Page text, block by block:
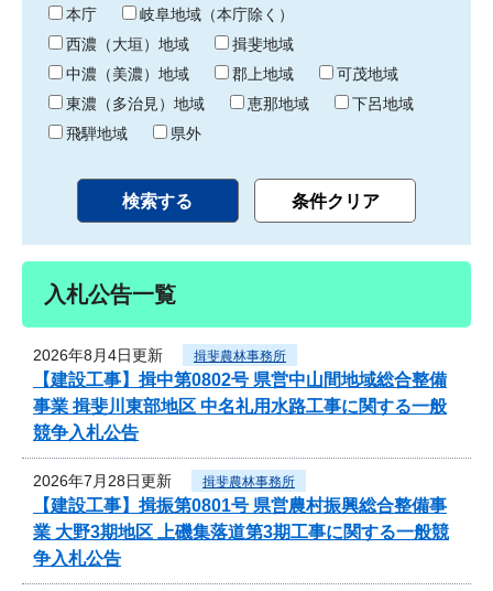
わ
り
本庁
岐阜地域（本庁除く）
西濃（大垣）地域
揖斐地域
中濃（美濃）地域
郡上地域
可茂地域
東濃（多治見）地域
恵那地域
下呂地域
飛騨地域
県外
入札公告一覧
2026年8月4日更新 揖斐農林事務所
【建設工事】揖中第0802号 県営中山間地域総合整備
事業 揖斐川東部地区 中名礼用水路工事に関する一般
競争入札公告
2026年7月28日更新 揖斐農林事務所
【建設工事】揖振第0801号 県営農村振興総合整備事
業 大野3期地区 上磯集落道第3期工事に関する一般競
争入札公告